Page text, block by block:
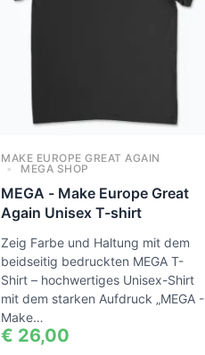
MAKE EUROPE GREAT AGAIN
MEGA SHOP
MEGA - Make Europe Great
Again Unisex T-shirt
Zeig Farbe und Haltung mit dem
beidseitig bedruckten MEGA T-
Shirt – hochwertiges Unisex-Shirt
mit dem starken Aufdruck „MEGA -
Make…
€ 26,00